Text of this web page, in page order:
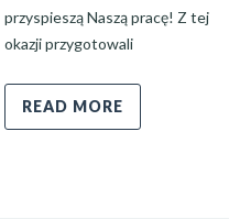
przyspieszą Naszą pracę! Z tej
okazji przygotowali
READ MORE